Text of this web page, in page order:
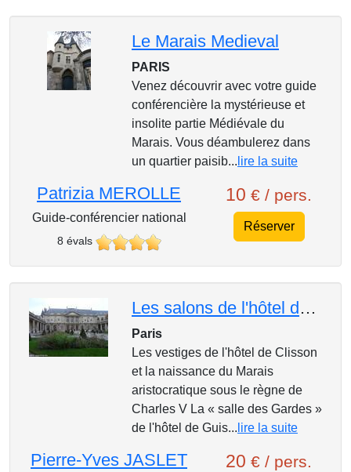
Le Marais Medieval
PARIS
Venez découvrir avec votre guide
conférencière la mystérieuse et
insolite partie Médiévale du
Marais. Vous déambulerez dans
un quartier paisib... lire la suite
Patrizia MEROLLE
Guide-conférencier national
8 évals
10 € / pers.
Réserver
Les salons de l'hôtel de Soubise, palais grandiose du début du XVIIIe siècle
Paris
Les vestiges de l'hôtel de Clisson
et la naissance du Marais
aristocratique sous le règne de
Charles V La « salle des Gardes »
de l'hôtel de Guis... lire la suite
Pierre-Yves JASLET 20 € / pers.